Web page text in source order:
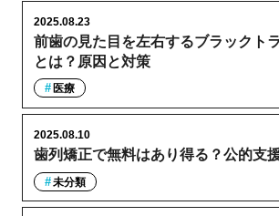
前歯の見た目を左右するブラックト
とは？原因と対策
2025.08.23
医療
歯列矯正で無料はあり得る？公的支
2025.08.10
未分類